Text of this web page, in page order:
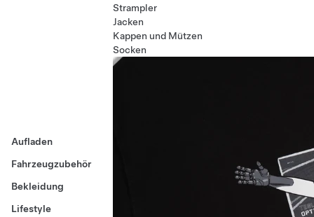
Aufladen
Fahrzeugzubehör
Bekleidung
Lifestyle
Strampler
Jacken
Kappen und Mützen
Socken